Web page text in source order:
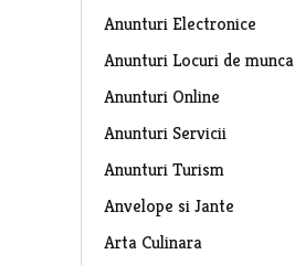
Anunturi Electronice
Anunturi Locuri de munca
Anunturi Online
Anunturi Servicii
Anunturi Turism
Anvelope si Jante
Arta Culinara